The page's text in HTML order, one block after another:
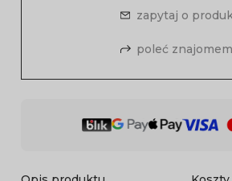
zapytaj o
poleć